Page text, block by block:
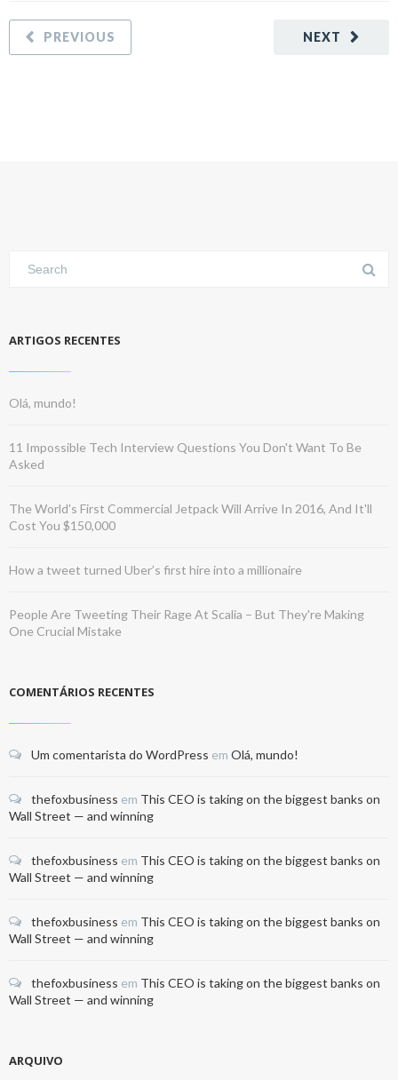
NEXT
PREVIOUS
ARTIGOS RECENTES
Olá, mundo!
11 Impossible Tech Interview Questions You Don't Want To Be
Asked
The World's First Commercial Jetpack Will Arrive In 2016, And It'll
Cost You $150,000
How a tweet turned Uber’s first hire into a millionaire
People Are Tweeting Their Rage At Scalia – But They're Making
One Crucial Mistake
COMENTÁRIOS RECENTES
Um comentarista do WordPress em Olá, mundo!
thefoxbusiness em This CEO is taking on the biggest banks on
Wall Street — and winning
thefoxbusiness em This CEO is taking on the biggest banks on
Wall Street — and winning
thefoxbusiness em This CEO is taking on the biggest banks on
Wall Street — and winning
thefoxbusiness em This CEO is taking on the biggest banks on
Wall Street — and winning
ARQUIVO